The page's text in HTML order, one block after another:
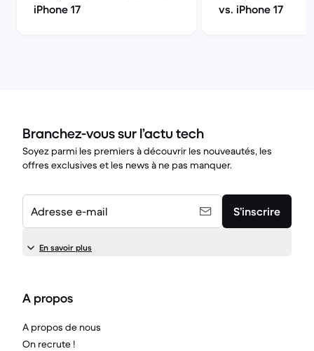
iPhone 17
vs. iPhone 17
Branchez-vous sur l’actu tech
Soyez parmi les premiers à découvrir les nouveautés, les
offres exclusives et les news à ne pas manquer.
Adresse e-mail S’inscrire
En savoir plus
A propos
A propos de nous
On recrute !